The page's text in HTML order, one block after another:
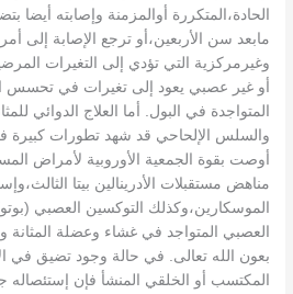
الحادة،المتكررة أوالمزمنة وإصابته أيضا
مابعد سن الأربعين،أو ترجع الإصابة إلى
وغيرمركزية التي تؤدي إلى التغيرات
أو غير عصبي يعود إلى تغيرات في تحسس
المتواجدة في البول. أما العلاج الدوائي
والسلس الإلحاحي قد شهد تطورات كبيرة
أوصت بقوة الجمعية الأوروبية لأمراض
مناهض مستقبلات الأدرينالين بيتا
الموسكارين،وكذلك التوكسين العصبي
العصبي المتواجد في غشاء وعضلة
بعون الله تعالى. في حالة وجود تضيق في